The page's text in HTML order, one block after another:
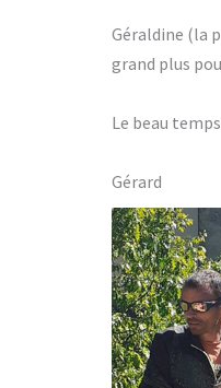
Géraldine (la
grand plus
Le beau
Gérard